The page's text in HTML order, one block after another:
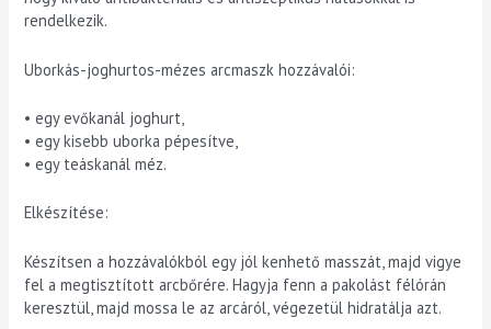
rendelkezik.
Uborkás-joghurtos-mézes arcmaszk hozzávalói:
• egy evőkanál joghurt,
• egy kisebb uborka pépesítve,
• egy teáskanál méz.
Elkészítése:
Készítsen a hozzávalókból egy jól kenhető masszát, majd vigye
fel a megtisztított arcbőrére. Hagyja fenn a pakolást félórán
keresztül, majd mossa le az arcáról, végezetül hidratálja azt.